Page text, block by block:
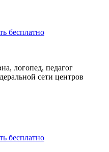
бесплатно
логопед, педагог
сети центров
бесплатно